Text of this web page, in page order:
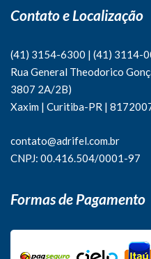
Contato e Localização
(41) 3154-6300 | (41) 3114-
Rua General Theodorico
3807 2A/2B)
Xaxim | Curitiba-PR |
contato@adrifel.com.br
CNPJ: 00.416.504/0001-97
Formas de Pagamento